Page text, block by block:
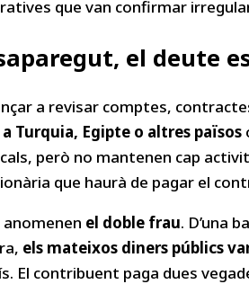
que van confirmar
el deute
a revisar comptes,
Turquia, Egipte o altres països
però no mantenen cap
que haurà de pagar el
el doble frau. D’una
els mateixos diners públics
El contribuent paga dues